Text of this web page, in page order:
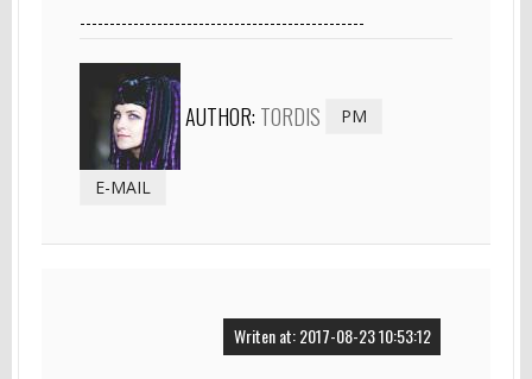
------------------------------------------------
AUTHOR: TORDIS PM
E-MAIL
Writen at: 2017-08-23 10:53:12